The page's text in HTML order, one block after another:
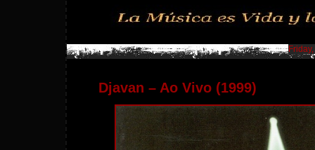
Djavan – Ao Vivo (1999)